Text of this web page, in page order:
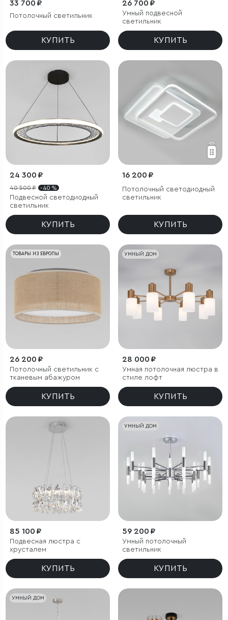
33 700 ₽
Потолочный светильник
КУПИТЬ
26 700 ₽
Умный подвесной
светильник
КУПИТЬ
24 300 ₽
40 500 ₽ - 40 %
Подвесной светодиодный
светильник
КУПИТЬ
16 200 ₽
Потолочный светодиодный
светильник
КУПИТЬ
ТОВАРЫ ИЗ ЕВРОПЫ
26 200 ₽
Потолочный светильник с
тканевым абажуром
КУПИТЬ
УМНЫЙ ДОМ
28 000 ₽
Умная потолочная люстра в
стиле лофт
КУПИТЬ
85 100 ₽
Подвесная люстра с
хрусталем
КУПИТЬ
УМНЫЙ ДОМ
59 200 ₽
Умный потолочный
светильник
КУПИТЬ
УМНЫЙ ДОМ